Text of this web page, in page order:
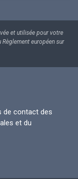
et utilisée pour votre
européen sur
de contact des
et du